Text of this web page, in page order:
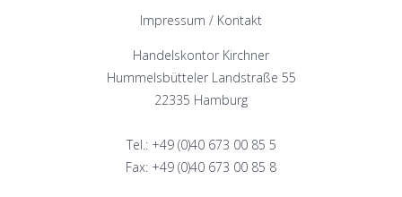
Impressum / Kontakt
Handelskontor Kirchner
Hummelsbütteler Landstraße 55
22335 Hamburg
Tel.: +49 (0)40 673 00 85 5
Fax: +49 (0)40 673 00 85 8